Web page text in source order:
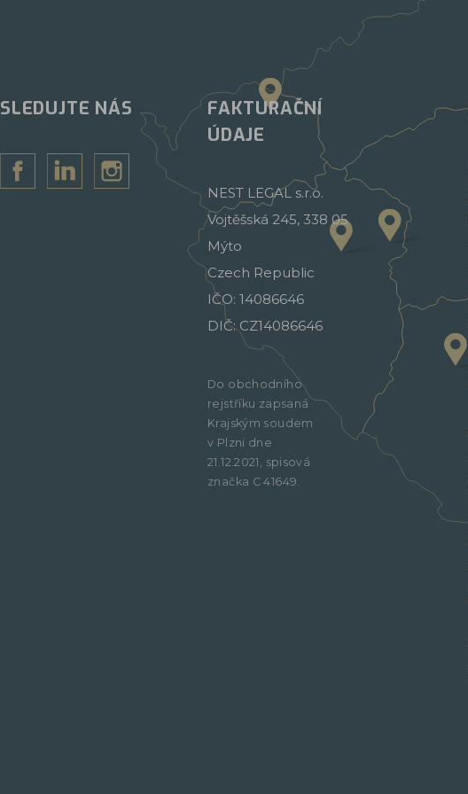
SLEDUJTE NÁS
FAKTURAČNÍ
ÚDAJE
NEST LEGAL s.r.o.
Vojtěšská 245, 338 05
Mýto
Czech Republic
IČO: 14086646
DIČ: CZ14086646
Do obchodního
rejstříku zapsaná
Krajským soudem
v Plzni dne
21.12.2021, spisová
značka C 41649.